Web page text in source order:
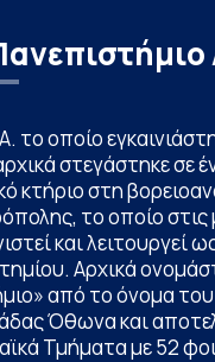
το οποίο
στεγάστηκε σε
κτήριο στη
το οποίο στις
και λειτουργεί
Αρχικά
από το όνομα
Όθωνα και
Τμήματα με 52